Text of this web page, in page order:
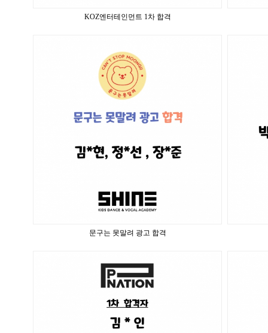
KOZ엔터테인먼트 1차 합격
문구는 못말려 광고 합격